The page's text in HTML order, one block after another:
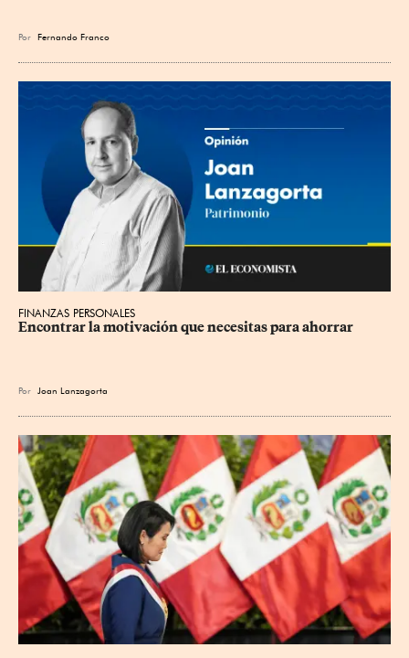
Por Fernando Franco
FINANZAS PERSONALES
Encontrar la motivación que necesitas para ahorrar
Por Joan Lanzagorta